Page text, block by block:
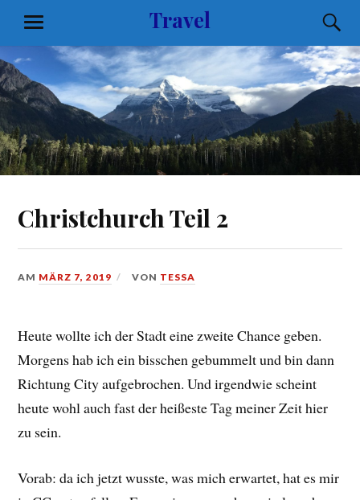
Inhalt
springen
Travel
MENÜ
Christchurch Teil 2
AM MÄRZ 7, 2019 VON TESSA
Heute wollte ich der Stadt eine zweite Chance geben.
Morgens hab ich ein bisschen gebummelt und bin dann
Richtung City aufgebrochen. Und irgendwie scheint
heute wohl auch fast der heißeste Tag meiner Zeit hier
zu sein.
Vorab: da ich jetzt wusste, was mich erwartet, hat es mir